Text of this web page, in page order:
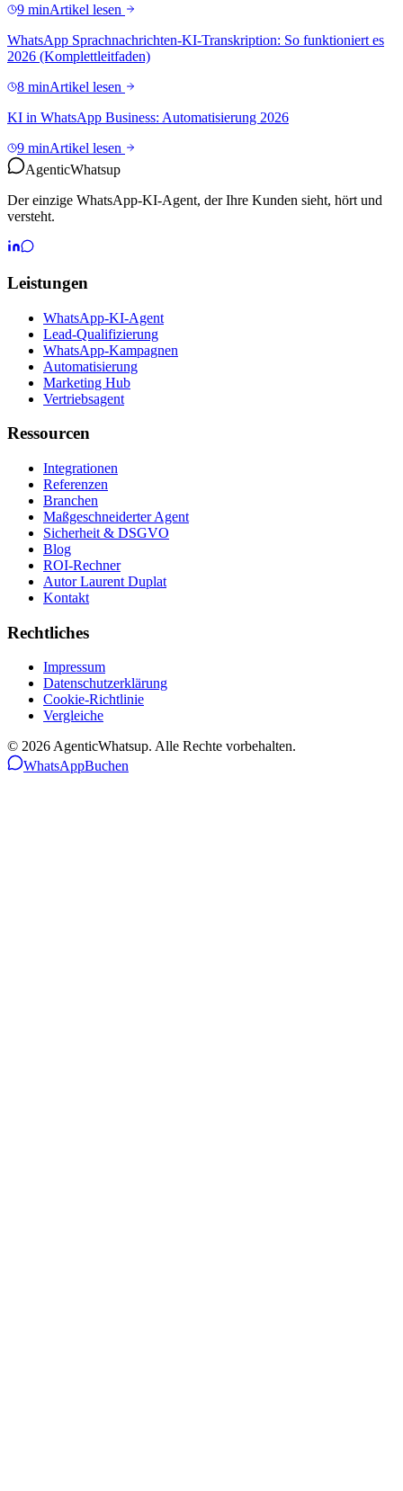
9 minArtikel lesen
WhatsApp Sprachnachrichten-KI-Transkription: So funktioniert es
2026 (Komplettleitfaden)
8 minArtikel lesen
KI in WhatsApp Business: Automatisierung 2026
9 minArtikel lesen
AgenticWhatsup
Der einzige WhatsApp-KI-Agent, der Ihre Kunden sieht, hört und
versteht.
Leistungen
WhatsApp-KI-Agent
Lead-Qualifizierung
WhatsApp-Kampagnen
Automatisierung
Marketing Hub
Vertriebsagent
Ressourcen
Integrationen
Referenzen
Branchen
Maßgeschneiderter Agent
Sicherheit & DSGVO
Blog
ROI-Rechner
Autor Laurent Duplat
Kontakt
Rechtliches
Impressum
Datenschutzerklärung
Cookie-Richtlinie
Vergleiche
© 2026 AgenticWhatsup. Alle Rechte vorbehalten.
WhatsAppBuchen